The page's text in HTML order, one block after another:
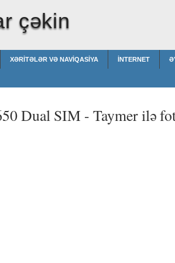
çəkin
XƏRITƏLƏR VƏ NAVIQASIYA İNTERNET
Dual SIM - Taymer ilə